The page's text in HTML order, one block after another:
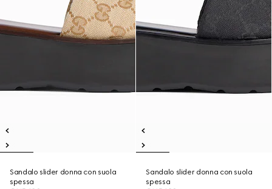
Sandalo slider donna con suola
spessa
Sandalo slider donna con suola
spessa